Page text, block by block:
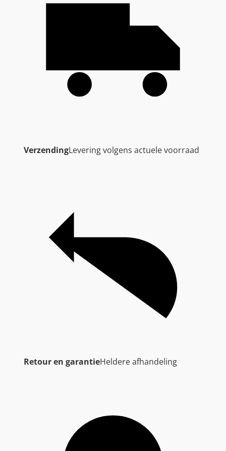
VerzendingLevering volgens actuele voorraad
Retour en garantieHeldere afhandeling